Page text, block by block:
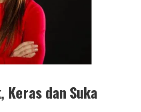
Keras dan Suka